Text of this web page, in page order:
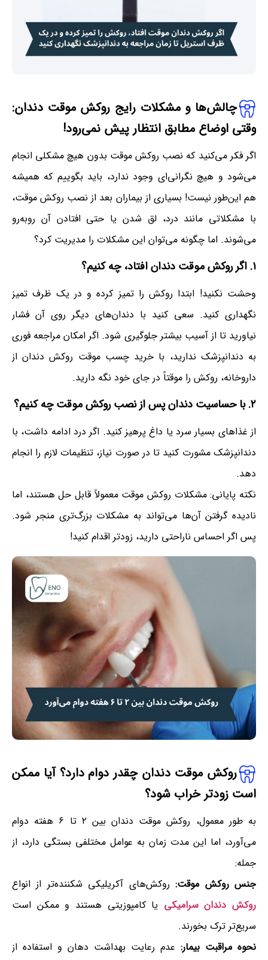
چالش‌ها و مشکلات رایج روکش موقت دندان:
وقتی اوضاع مطابق انتظار پیش نمی‌رود!
اگر فکر می‌کنید که نصب روکش موقت بدون هیچ مشکلی انجام
می‌شود و هیچ نگرانی‌ای وجود ندارد، باید بگوییم که همیشه
هم این‌طور نیست! بسیاری از بیماران بعد از نصب روکش موقت،
با مشکلاتی مانند درد، لق شدن یا حتی افتادن آن روبه‌رو
می‌شوند. اما چگونه می‌توان این مشکلات را مدیریت کرد؟
۱. اگر روکش موقت دندان افتاد، چه کنیم؟
وحشت نکنید! ابتدا روکش را تمیز کرده و در یک ظرف تمیز
نگهداری کنید. سعی کنید با دندان‌های دیگر روی آن فشار
نیاورید تا از آسیب بیشتر جلوگیری شود. اگر امکان مراجعه فوری
به دندانپزشک ندارید، با خرید چسب موقت روکش دندان از
داروخانه، روکش را موقتاً در جای خود نگه دارید.
۲. با حساسیت دندان پس از نصب روکش موقت چه کنیم؟
از غذاهای بسیار سرد یا داغ پرهیز کنید. اگر درد ادامه داشت، با
دندانپزشک مشورت کنید تا در صورت نیاز، تنظیمات لازم را انجام
دهد.
نکته پایانی: مشکلات روکش موقت معمولاً قابل حل هستند، اما
نادیده گرفتن آن‌ها می‌تواند به مشکلات بزرگ‌تری منجر شود.
پس اگر احساس ناراحتی دارید، زودتر اقدام کنید!
روکش موقت دندان چقدر دوام دارد؟ آیا ممکن
است زودتر خراب شود؟
به طور معمول، روکش موقت دندان بین ۲ تا ۶ هفته دوام
می‌آورد، اما این مدت زمان به عوامل مختلفی بستگی دارد، از
جمله:
جنس روکش موقت:روکش‌های آکریلیکی شکننده‌تر از انواع
روکش دندان سرامیکی یا کامپوزیتی هستند و ممکن است
سریع‌تر ترک بخورند.
نحوه مراقبت بیمار: عدم رعایت بهداشت دهان و استفاده از